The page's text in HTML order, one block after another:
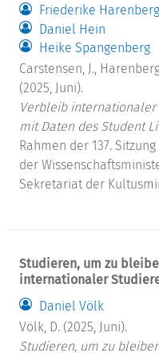
Friederike Harenberg
Daniel Hein
Heike Spangenberg
Carstensen, J.,
(2025, Juni).
Verbleib internationaler
mit Daten des Student
Rahmen der 137.
der
Sekretariat der
Studieren, um zu
internationaler
Daniel Völk
Völk, D. (2025, Juni).
Studieren, um zu